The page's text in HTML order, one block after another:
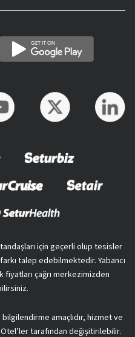
için geçerli olup tesisler
talep edebilmektedir. Yabancı
çağrı merkezimizden
amaçlıdır, hizmet ve
tarafından değişitirilebilir.